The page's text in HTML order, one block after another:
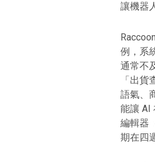
讓機器
例，系
通常不
「出
語氣、
能讓 AI
編輯器
期在四